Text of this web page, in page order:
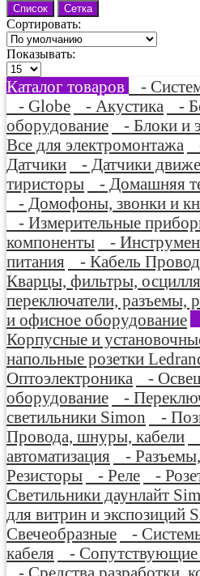
Список Сетка
Сортировать:
Показывать:
Каталог товаров
-
- Globe
- Акустика
-
оборудование
- Блоки и
Все для электромонтажа
Датчики
- Датчики
тиристоры
- Домашняя
- Домофоны, звонки и
- Измерительные
компоненты
-
питания
- Кабель Провод
Кварцы, фильтры,
переключатели, разъемы,
и офисное оборудование
Корпусные и
напольные розетки
Оптоэлектроника
-
оборудование
-
светильники Simon
-
Провода, шнуры, кабели
автоматизация
-
Резисторы
- Реле -
Светильники даунлайт
для витрин и экспозиций
Свечеобразные
-
кабеля
- Сопутствующие